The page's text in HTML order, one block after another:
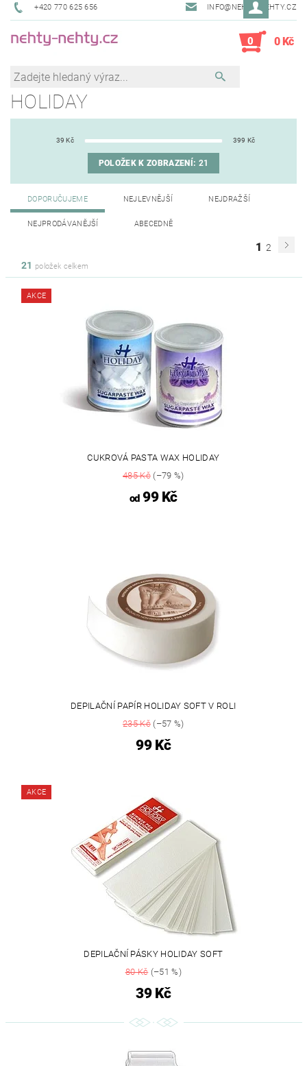
+420 770 625 656 INFO@NEHTY-NEHTY.CZ
0 0 Kč
HOLIDAY
39 Kč 399 Kč
POLOŽEK K ZOBRAZENÍ: 21
DOPORUČUJEME NEJLEVNĚJŠÍ NEJDRAŽŠÍ
NEJPRODÁVANĚJŠÍ ABECEDNĚ
1 2
21 položek celkem
AKCE
CUKROVÁ PASTA WAX HOLIDAY
485 Kč(–79 %)
od99 Kč
DEPILAČNÍ PAPÍR HOLIDAY SOFT V ROLI
235 Kč(–57 %)
99 Kč
AKCE
DEPILAČNÍ PÁSKY HOLIDAY SOFT
80 Kč(–51 %)
39 Kč